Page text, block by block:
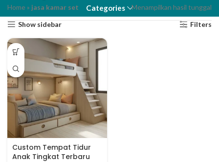
Categories
Home» jasa kamar set Menampilkan hasil tunggal
Show sidebar Filters
Custom Tempat Tidur
Anak Tingkat Terbaru